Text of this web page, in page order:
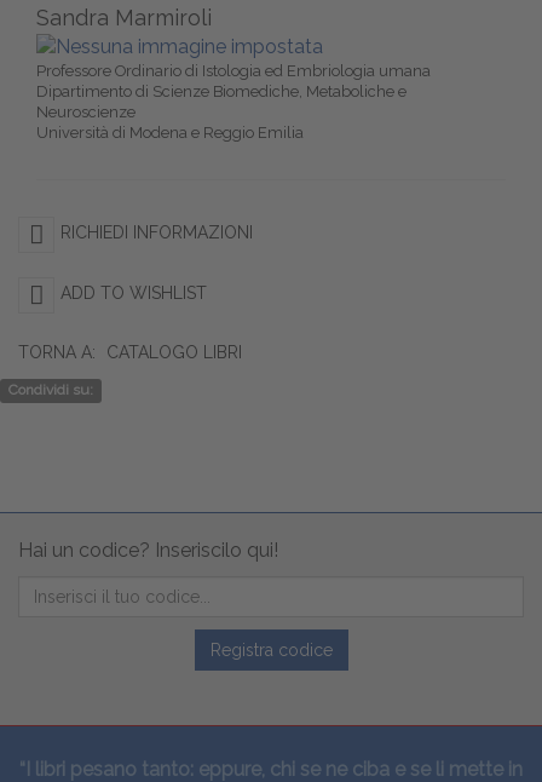
Sandra Marmiroli
Professore Ordinario di Istologia ed Embriologia umana
Dipartimento di Scienze Biomediche, Metaboliche e
Neuroscienze
Università di Modena e Reggio Emilia
RICHIEDI INFORMAZIONI
ADD TO WISHLIST
TORNA A: CATALOGO LIBRI
Condividi su:
Hai un codice? Inseriscilo qui!
Registra codice
“I libri pesano tanto: eppure, chi se ne ciba e se li mette in